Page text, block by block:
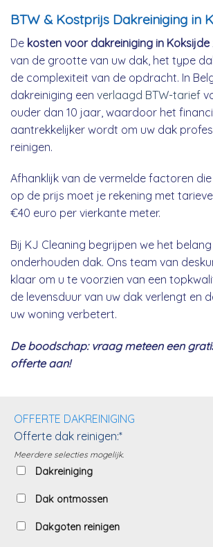
BTW & Kostprijs Dakreiniging in
De kosten voor dakreiniging in Koksijde
van de grootte van uw dak, het type
de complexiteit van de opdracht. In
dakreiniging een verlaagd BTW-tarief
ouder dan 10 jaar, waardoor het
aantrekkelijker wordt om uw dak
reinigen.
Afhanklijk van de vermelde factoren
op de prijs moet je rekening met
€40 euro per vierkante meter.
Bij KJ Cleaning begrijpen we het
onderhouden dak. Ons team van
klaar om u te voorzien van een
de levensduur van uw dak verlengt en
uw woning verbetert.
De boodschap: vraag meteen een
offerte aan!
OFFERTE DAKREINIGING
Offerte dak reinigen:*
Meerdere selecties mogelijk.
Dakreiniging
Dak ontmossen
Dakgoten reinigen